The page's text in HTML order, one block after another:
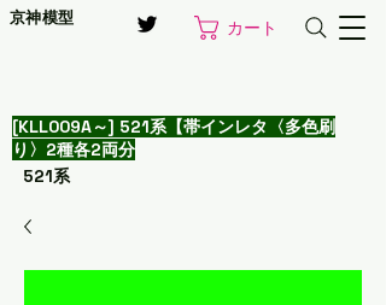
京神模型 カート
[KLL009A～] 521系【帯インレタ〈多色刷
り〉2種各2両分
521系